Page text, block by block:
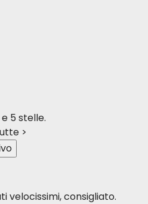
5 stelle.
>
velocissimi, consigliato.